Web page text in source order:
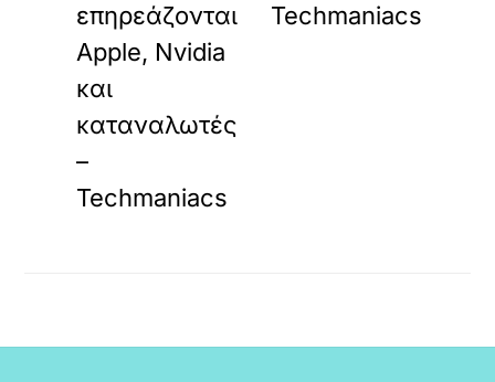
επηρεάζονται
Apple, Nvidia
και
καταναλωτές
–
Techmaniacs
Techmaniacs